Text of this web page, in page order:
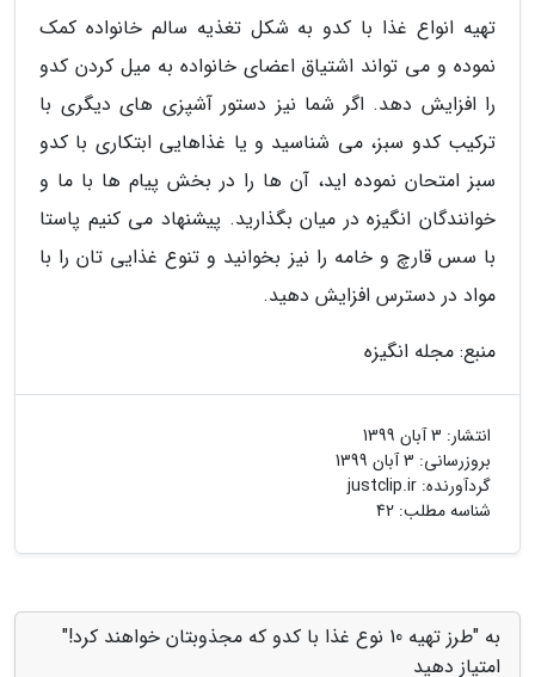
تهیه انواع غذا با کدو به شکل تغذیه سالم خانواده کمک
نموده و می تواند اشتیاق اعضای خانواده به میل کردن کدو
را افزایش دهد. اگر شما نیز دستور آشپزی های دیگری با
ترکیب کدو سبز، می شناسید و یا غذاهایی ابتکاری با کدو
سبز امتحان نموده اید، آن ها را در بخش پیام ها با ما و
خوانندگان انگیزه در میان بگذارید. پیشنهاد می کنیم پاستا
با سس قارچ و خامه را نیز بخوانید و تنوع غذایی تان را با
مواد در دسترس افزایش دهید.
منبع: مجله انگیزه
انتشار: 3 آبان 1399
بروزرسانی: 3 آبان 1399
گردآورنده: justclip.ir
شناسه مطلب: 42
به "طرز تهیه 10 نوع غذا با کدو که مجذوبتان خواهند کرد!"
امتیاز دهید